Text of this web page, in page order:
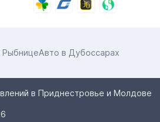
РыбницеАвто в Дубоссарах
в Приднестровье и Молдове